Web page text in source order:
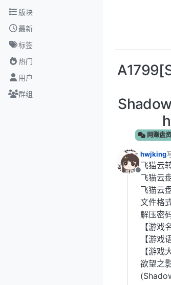
跳转至内容
版块
最新
标签
热门
用户
群组
网赚盘
离线
hwjking
飞猫云
飞猫云盘
飞猫云
文件格
解压密
【游
【游戏
【游戏
欲望之